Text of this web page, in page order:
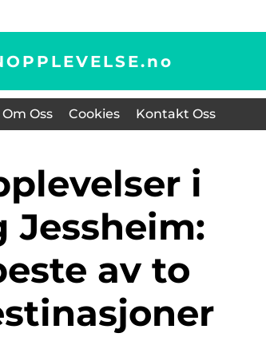
no
Om Oss Cookies Kontakt Oss
Jessheim:
av to